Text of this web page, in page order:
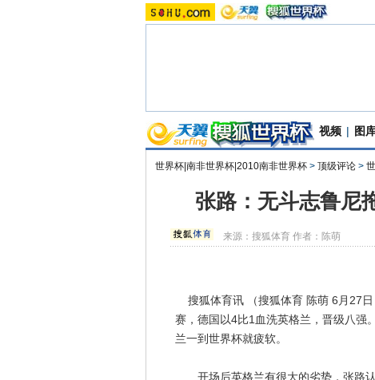
视频 | 图
世界杯|南非世界杯|2010南非世界杯 > 顶级评论 >
张路：无斗志鲁尼
来源：搜狐体育 作者：陈萌
搜狐体育讯 （搜狐体育 陈萌 6月27
赛，德国以4比1血洗英格兰，晋级八强
兰一到世界杯就疲软。
开场后英格兰有很大的劣势，张路认